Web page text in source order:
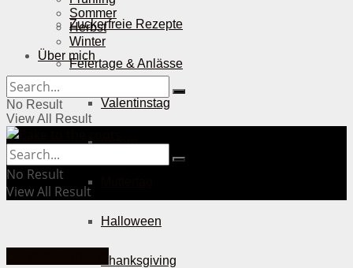
Zuckerfreie Rezepte
Feiertage & Anlässe
Valentinstag
Ostern
Halloween
Thanksgiving
Sommer
Herbst
Winter
Über mich
No Result
View All Result
No Result
View All Result